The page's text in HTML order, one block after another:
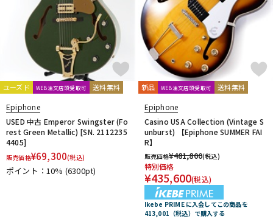
ユーズド WEB注文店頭受取可 送料無料
Epiphone
USED 中古 Emperor Swingster (Fo
rest Green Metallic) [SN. 2112235
4405]
販売価格¥69,300(税込)
ポイント：10% (6300pt)
新品 WEB注文店頭受取可 送料無料
Epiphone
Casino USA Collection (Vintage S
unburst) 【Epiphone SUMMER FAI
R】
販売価格¥481,800(税込)
特別価格
¥435,600(税込)
Ikebe PRIME に入会してこの商品を
413,001（税込）で購入する